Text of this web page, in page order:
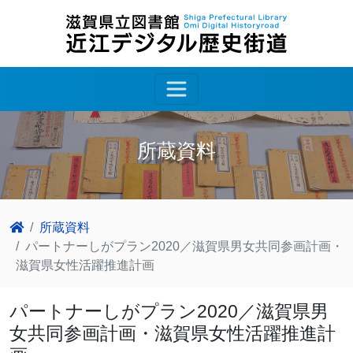
所蔵資料
所蔵資料
パートナーしがプラン2020／滋賀県男女共同参画計画・
滋賀県女性活躍推進計画
パートナーしがプラン2020／滋賀県男
女共同参画計画・滋賀県女性活躍推進計